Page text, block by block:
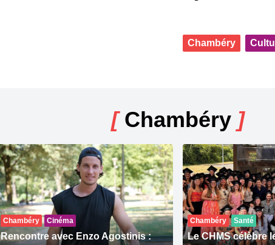
Chambéry
[Chambéry ]
Chambéry Cinéma
Rencontre avec Enzo Agostinis :
Chambéry Santé
Le CHMS célèbre